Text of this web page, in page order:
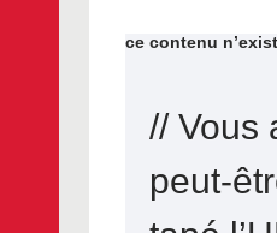
ce contenu
// Vous
peut-